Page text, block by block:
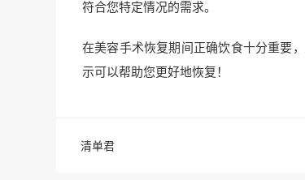
符合您特定情况的需求。
在美容手术恢复期间正确饮食十分重要
示可以帮助您更好地恢复！
清单君